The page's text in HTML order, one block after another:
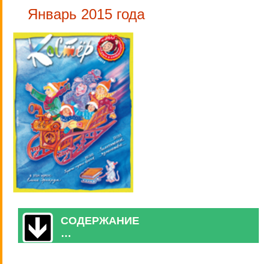
Январь 2015 года
СОДЕРЖАНИЕ
…